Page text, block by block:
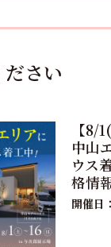
さい
【8/
中山
ウス
格情
開催日：